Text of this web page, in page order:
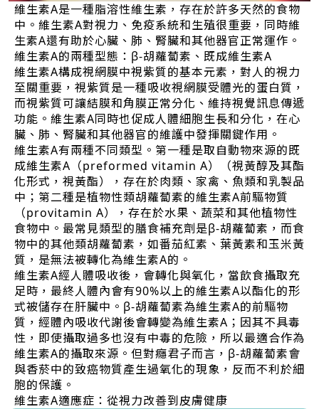
維生素A是一種脂溶性維生素，存在於許多天然的食物
中。維生素A對視力、免疫系統和生殖很重要，同時維
生素A還有助於心臟、肺、腎臟和其他器官正常運作。
維生素A的兩種型態：β-胡蘿蔔素、既成維生素A
維生素A構成視網膜中視紫質的基本元素，對人的視力
至關重要，視紫質是一種吸收視網膜受體光的蛋白質，
而視紫質可讓結膜和角膜正常分化、維持視覺訊息傳遞
功能。維生素A同時也促成人體細胞生長和分化，在心
臟、肺、腎臟和其他器官的維護中發揮關鍵作用。
維生素A有兩種不同類型。第一種是取自動物來源的既
成維生素A（preformed vitamin A）（視黃醇及其酯
化形式，視黃酯），存在於肉類、家禽、魚類和乳製品
中；第二種是植物性類胡蘿蔔素的維生素A前驅物質
（provitamin A），存在於水果、蔬菜和其他植物性
食物中。最常見類型的膳食補充劑是β-胡蘿蔔素，而食
物中的其他類胡蘿蔔素，如番茄紅素、葉黃素和玉米黃
質，是無法被轉化為維生素A的。
維生素A經人體吸收後，會轉化與氧化，當飲食攝取充
足時，最終人體內會有90%以上的維生素A以酯化的形
式被儲存在肝臟中。β-胡蘿蔔素為維生素A的前驅物
質，經體內吸收代謝後會轉變為維生素A；因其不具毒
性，即使攝取過多也沒有中毒的危險，所以最適合作為
維生素A的攝取來源。但對癮君子而言，β-胡蘿蔔素會
與香菸中的致癌物質產生過氧化的現象，反而不利於細
胞的保護。
維生素A適應症：從視力改善到皮膚健康